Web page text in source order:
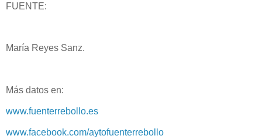
FUENTE:
María Reyes Sanz.
Más datos en:
www.fuenterrebollo.es
www.facebook.com/aytofuenterrebollo